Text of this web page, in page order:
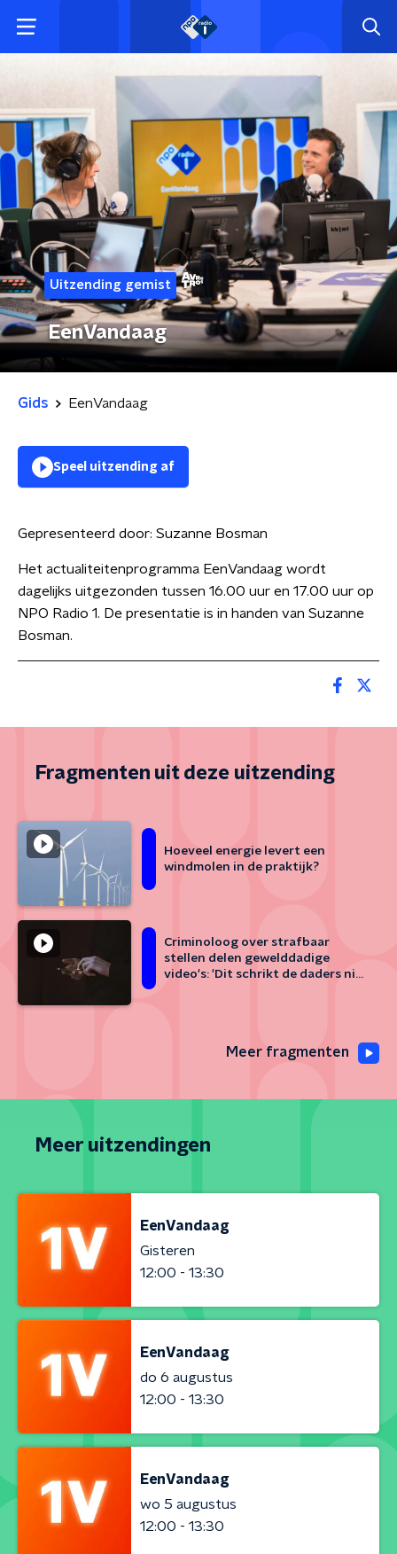
Uitzending gemist
EenVandaag
Gids EenVandaag
Speel uitzending af
Gepresenteerd door: Suzanne Bosman
Het actualiteitenprogramma EenVandaag wordt
dagelijks uitgezonden tussen 16.00 uur en 17.00 uur op
NPO Radio 1. De presentatie is in handen van Suzanne
Bosman.
Fragmenten uit deze uitzending
Hoeveel energie levert een
windmolen in de praktijk?
Criminoloog over strafbaar
stellen delen gewelddadige
video's: 'Dit schrikt de daders niet
Meer fragmenten
Meer uitzendingen
EenVandaag
Gisteren
12:00 - 13:30
EenVandaag
do 6 augustus
12:00 - 13:30
EenVandaag
wo 5 augustus
12:00 - 13:30